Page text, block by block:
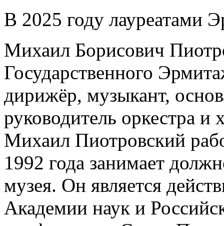
В 2025 году лауреатами
Михаил Борисович
Государственного
дирижёр, музыкант,
руководитель оркестра и
Михаил Пиотровский
1992 года занимает
музея. Он является
Академии наук и